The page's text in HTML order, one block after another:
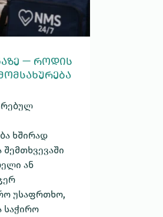
— ᲠᲝᲓᲘᲡ
ხშირად
ან
უსაფრთხო,
საჭირო